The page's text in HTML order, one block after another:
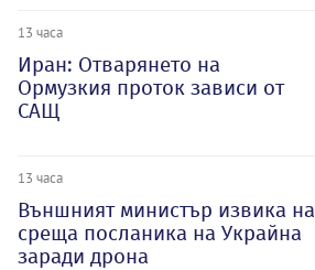
13 часа
Иран: Отварянето на
Ормузкия проток зависи от
САЩ
13 часа
Външният министър извика на
среща посланика на Украйна
заради дрона